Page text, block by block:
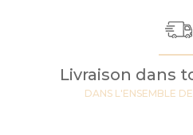
Livraison dans
DANS L'ENSEMBLE